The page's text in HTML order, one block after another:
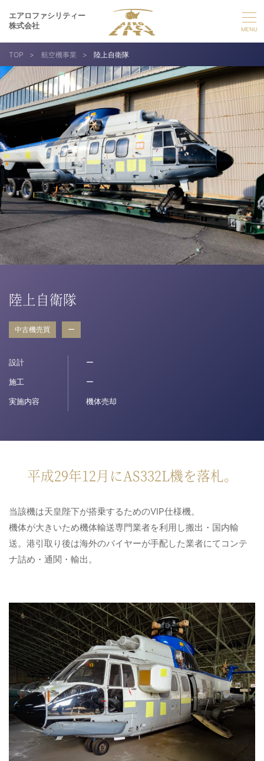
エアロファシリティー
株式会社
選ばれる理由
事業紹介
企業情報
採用情報
お問い合わせ
病院関係者の方
自治体関係者の方
設計及び建築関係者の方
English
TOP > 航空機事業 > 陸上自衛隊
陸上自衛隊
中古機売買 ー
設計 ー
施工 ー
実施内容 機体売却
平成29年12月にAS332L機を落札。
当該機は天皇陛下が搭乗するためのVIP仕様機。
機体が大きいため機体輸送専門業者を利用し搬出・国内輸
送。港引取り後は海外のバイヤーが手配した業者にてコンテ
ナ詰め・通関・輸出。